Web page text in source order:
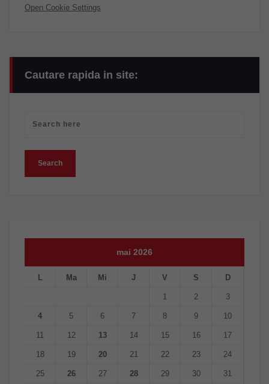
Open Cookie Settings
Cautare rapida in site:
mai 2026
L Ma Mi J V S D
1 2 3
4 5 6 7 8 9 10
11 12 13 14 15 16 17
18 19 20 21 22 23 24
25 26 27 28 29 30 31